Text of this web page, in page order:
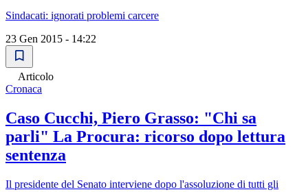
Sindacati: ignorati problemi carcere
23 Gen 2015 - 14:22
Articolo
Cronaca
Caso Cucchi, Piero Grasso: "Chi sa
parli" La Procura: ricorso dopo lettura
sentenza
Il presidente del Senato interviene dopo l'assoluzione di tutti gli